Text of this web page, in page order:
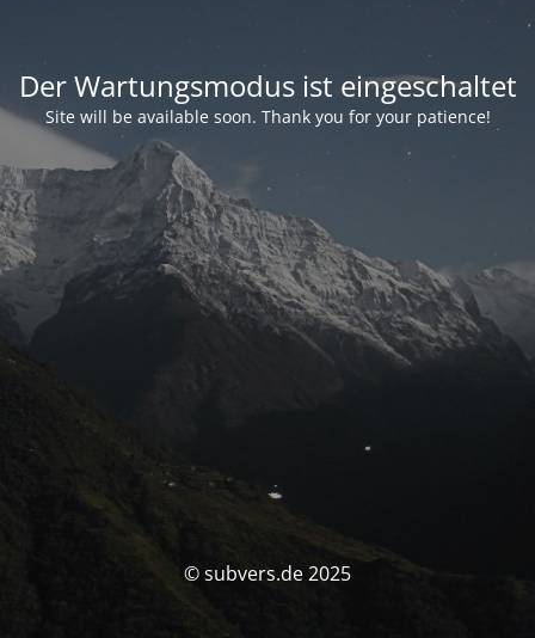
Der Wartungsmodus ist eingeschaltet
Site will be available soon. Thank you for your patience!
© subvers.de 2025